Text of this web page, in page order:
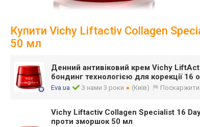
Купити Vichy Liftactiv Collagen
50 мл
Денний антивіковий крем Vichy
бондинг технологією для корекції 16
Eva.ua З нами 3 роки (Київ)
Vichy Liftactiv Collagen Specialist 16
проти зморшок 50 мл